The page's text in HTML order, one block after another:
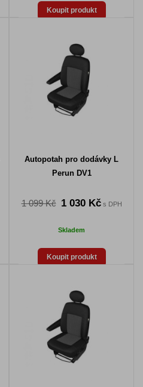
Koupit produkt
Autopotah pro dodávky L
Perun DV1
1 099 Kč 1 030 Kčs DPH
Skladem
Koupit produkt